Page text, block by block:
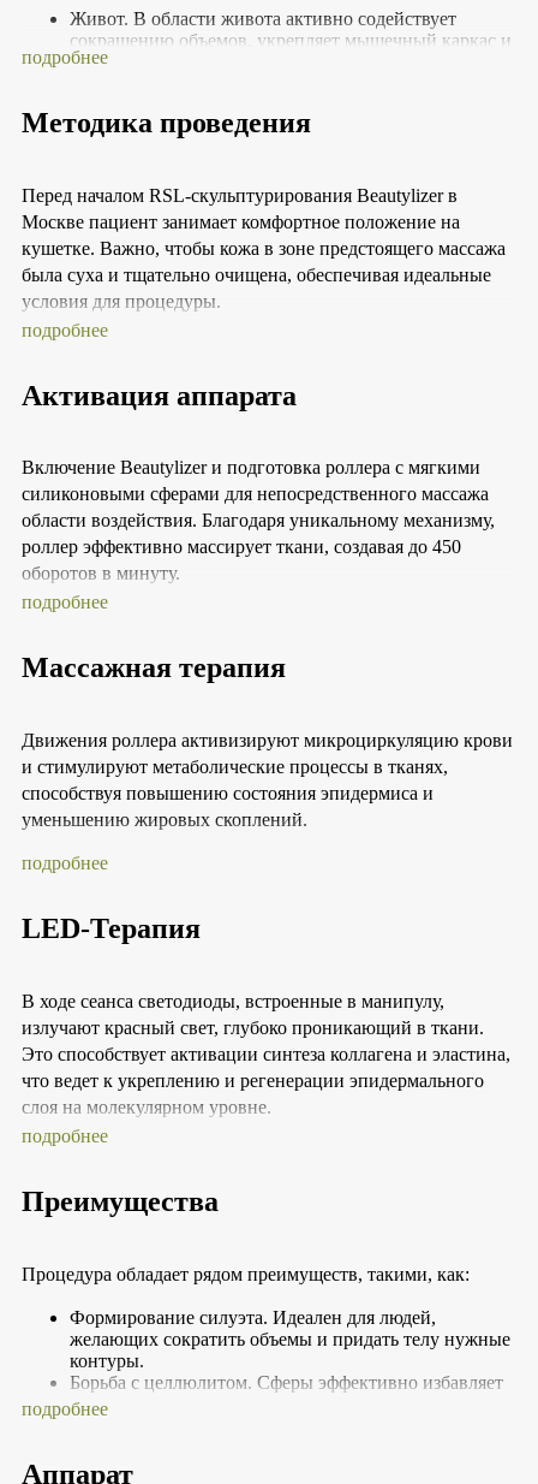
многофункциональное решение для тех, кто ищет
эффективные методы оздоровления и коррекции фигуры,
сочетая в себе преимущества классического массажа и
Живот. В области живота активно содействует
сокращению объемов, укрепляет мышечный каркас и
повышает тонус кожного покрова. Он эффективно
способствует нормализации работы кишечника.
микроциркуляции крови и ускорению
метаболических процессов в тканях. Это
способствует эффективному разложению жировых
клеток и сокращению проявлений целлюлита, а
также улучшает состояние кожи за счет стимуляции
выработки коллагена и эластина.
Спина и поясница. В данных областях манипуляция
способствует уменьшению напряжения, облегчает
Благодаря своим возможностям, способен снимать
повышению ее гибкости.
Руки и плечи. Обработка зоны рук и плеч позволяет
снять мышечное напряжение, сократить припухлость
и улучшить тонус кожного покрова. Активизация
кровотока и стимуляция лимфооттока помогает снять
усталость и стресс, способствуя общему улучшению
самочувствия.
чувство тяжести и усталости в ногах. Процедура
расслабляет мышцы, укрепляет ткани и повышает
Внутренняя поверхность бедер. В этой области
направлен на укрепление кожи, улучшение ее
упругости и эластичности. Это способствует
активизации лимфодренажа, обменных процессов и
уменьшению объемов.
кровообращение, снижает отечность и помогает
более здоровой и эластичной.
комплексное решение для улучшения состояния кожи и
мышц в различных зонах тела, обеспечивая видимые
результаты улучшения фигуры и общего состояния
здоровья уже после первой процедуры.
подробнее
Методика проведения
Перед началом RSL-скульптурирования Beautylizer в
Москве пациент занимает комфортное положение на
кушетке. Важно, чтобы кожа в зоне предстоящего массажа
была суха и тщательно очищена, обеспечивая идеальные
условия для процедуры.
подробнее
Активация аппарата
Включение Beautylizer и подготовка роллера с мягкими
силиконовыми сферами для непосредственного массажа
области воздействия. Благодаря уникальному механизму,
роллер эффективно массирует ткани, создавая до 450
оборотов в минуту.
подробнее
Массажная терапия
Движения роллера активизируют микроциркуляцию крови
и стимулируют метаболические процессы в тканях,
способствуя повышению состояния эпидермиса и
уменьшению жировых скоплений.
подробнее
LED-Терапия
В ходе сеанса светодиоды, встроенные в манипулу,
излучают красный свет, глубоко проникающий в ткани.
Это способствует активации синтеза коллагена и эластина,
что ведет к укреплению и регенерации эпидермального
слоя на молекулярном уровне.
подробнее
Преимущества
Процедура обладает рядом преимуществ, такими, как:
Формирование силуэта. Идеален для людей,
желающих сократить объемы и придать телу нужные
контуры.
Борьба с целлюлитом. Сферы эффективно избавляет
от целлюлита на всех этапах его проявления, делая
Помогает сгладить мелкие морщины, улучшить тон и
подробнее
Аппарат